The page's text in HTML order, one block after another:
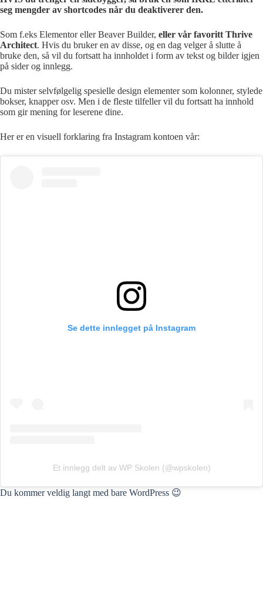
seg mengder av shortcodes når du deaktiverer den.
Som f.eks Elementor eller Beaver Builder, eller vår favoritt Thrive
Architect. Hvis du bruker en av disse, og en dag velger å slutte å
bruke den, så vil du fortsatt ha innholdet i form av tekst og bilder igjen
på sider og innlegg.
Du mister selvfølgelig spesielle design elementer som kolonner, stylede
bokser, knapper osv. Men i de fleste tilfeller vil du fortsatt ha innhold
som gir mening for leserene dine.
Her er en visuell forklaring fra Instagram kontoen vår:
Se dette innlegget på Instagram
Et innlegg delt av WP Skolen (@wpskolen)
Du kommer veldig langt med bare WordPress 😉